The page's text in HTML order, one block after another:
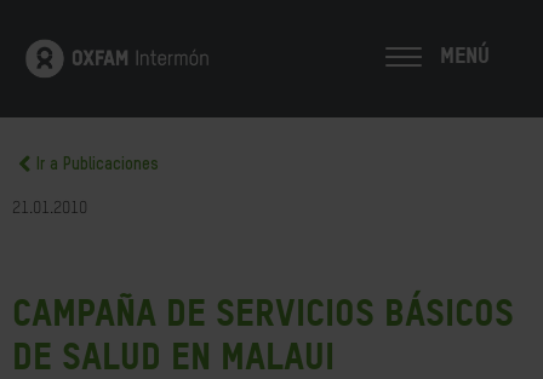
MENÚ
Ir a Publicaciones
21.01.2010
Campaña de Servicios Básicos
de Salud en Malaui